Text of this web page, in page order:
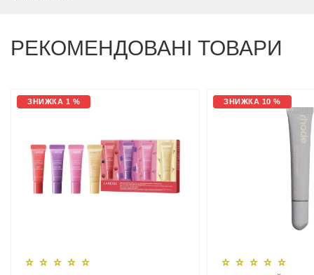
РЕКОМЕНДОВАНІ ТОВАРИ
ЗНИЖКА 1 % ЗНИЖКА 10 %